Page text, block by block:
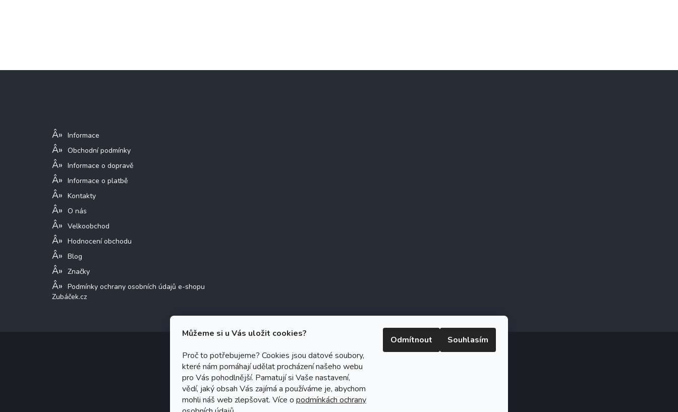
Můžeme si u Vás uložit cookies?
Proč to potřebujeme? Cookies jsou datové soubory,
které nám pomáhají udělat procházení našeho webu
pro Vás pohodlnější. Pamatují si Vaše nastavení,
vědí, jaký obsah Vás zajímá a používáme je, abychom
mohli náš web zlepšovat. Více o podmínkách ochrany
Odmítnout Souhlasím
Informace
Obchodní podmínky
Informace o dopravě
Informace o platbě
Kontakty
O nás
Velkoobchod
Hodnocení obchodu
Blog
Značky
Podmínky ochrany osobních údajů e-shopu
Zubáček.cz
Copyright 2026Zubáček.cz. Všechna práva vyhrazena.
Grafický návrh vytvořil a na Shoptet implementoval
Vytvořil Shoptet